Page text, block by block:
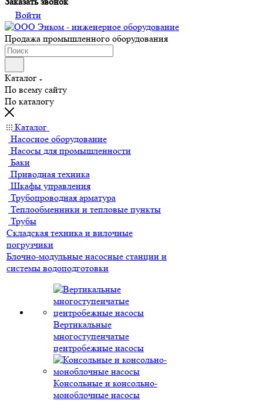
Войти
Продажа промышленного оборудования
Каталог
По всему сайту
По каталогу
Каталог
Насосное оборудование
Насосы для промышленности
Баки
Приводная техника
Шкафы управления
Трубопроводная арматура
Теплообменники и тепловые пункты
Трубы
Складская техника и вилочные
погрузчики
Блочно-модульные насосные станции и
системы водоподготовки
Вертикальные
многоступенчатые
центробежные насосы
Консольные и консольно-
моноблочные насосы